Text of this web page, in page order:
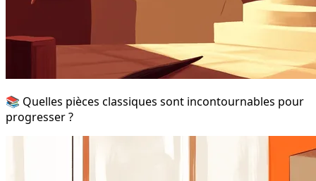
📚 Quelles pièces classiques sont incontournables pour
progresser ?